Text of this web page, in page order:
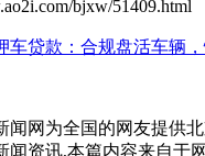
bjxw/51409.html
车贷款：合规盘活车辆
闻网为全国的网友提供
闻资讯,本篇内容来自于